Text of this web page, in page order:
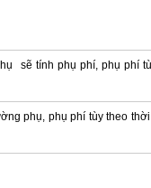
sẽ tính phụ phí, phụ phí
phụ, phụ phí tùy theo